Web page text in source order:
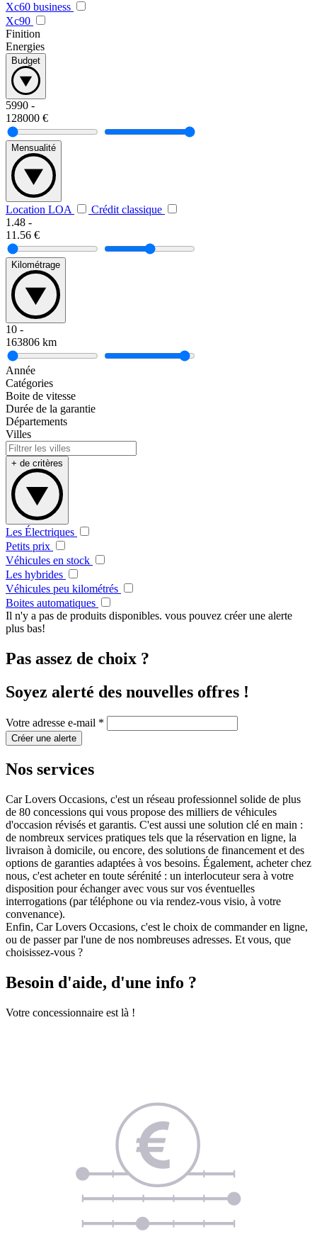
Xc60 business
Xc90
Finition
Energies
Budget
5990 -
128000 €
Mensualité
Location LOA
Crédit classique
1.48 -
11.56 €
Kilométrage
10 -
163806 km
Année
Catégories
Boite de vitesse
Durée de la garantie
Départements
Villes
+ de critères
Les Électriques
Petits prix
Véhicules en stock
Les hybrides
Véhicules peu kilométrés
Boites automatiques
Il n'y a pas de produits disponibles. vous pouvez créer une alerte
plus bas!
Pas assez de choix ?
Soyez alerté des nouvelles offres !
Votre adresse e-mail *
Créer une alerte
Nos services
Car Lovers Occasions, c'est un réseau professionnel solide de plus
de 80 concessions qui vous propose des milliers de véhicules
d'occasion révisés et garantis. C'est aussi une solution clé en main :
de nombreux services pratiques tels que la réservation en ligne, la
livraison à domicile, ou encore, des solutions de financement et des
options de garanties adaptées à vos besoins. Également, acheter chez
nous, c'est acheter en toute sérénité : un interlocuteur sera à votre
disposition pour échanger avec vous sur vos éventuelles
interrogations (par téléphone ou via rendez-vous visio, à votre
convenance).
Enfin, Car Lovers Occasions, c'est le choix de commander en ligne,
ou de passer par l'une de nos nombreuses adresses. Et vous, que
choisissez-vous ?
Besoin d'aide, d'une info ?
Votre concessionnaire est là !